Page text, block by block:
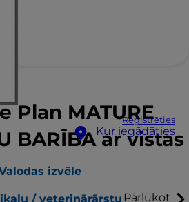
Reģistrēties
Kur iegādāties
izvēle
Pārlūkot
Plan MATURE
BARĪBA ar vistas
/ veterinārārstu